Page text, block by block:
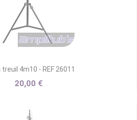
treuil 4m10 - REF 26011
20,00 €